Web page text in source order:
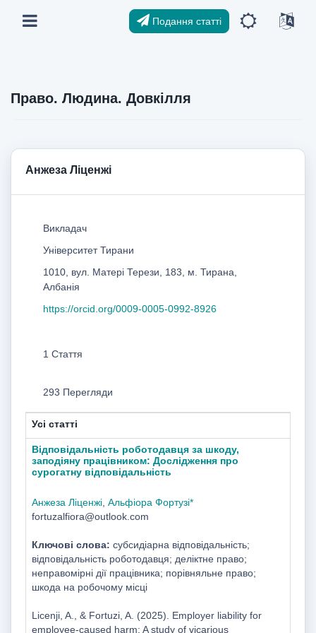
Подання статті
Право. Людина. Довкілля
Анжеза Ліценжі
Викладач
Університет Тирани
1010, вул. Матері Терези, 183, м. Тирана,
Албанія
https://orcid.org/0009-0005-0992-8926
1 Стаття
293 Перегляди
Усі статті
Відповідальність роботодавця за шкоду,
заподіяну працівником: Дослідження про
сурогатну відповідальність
Анжеза Ліценжі, Альфіора Фортузі*
fortuzalfiora@outlook.com
Ключові слова: субсидіарна відповідальність;
відповідальність роботодавця; деліктне право;
неправомірні дії працівника; порівняльне право;
шкода на робочому місці
Licenji, A., & Fortuzi, A. (2025). Employer liability for
employee-caused harm: A study of vicarious